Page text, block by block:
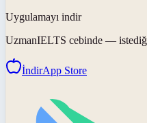
Uygulamayı indir
UzmanIELTS cebinde —
İndirApp Store